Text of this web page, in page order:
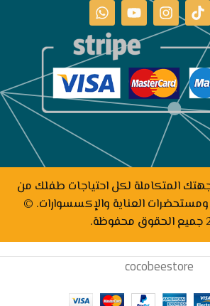
المتكاملة لكل احتياجات طفلك من
ومستحضرات العناية والإكسسوارات. ©
cocobeestore